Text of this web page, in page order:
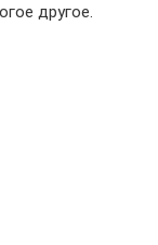
другое.